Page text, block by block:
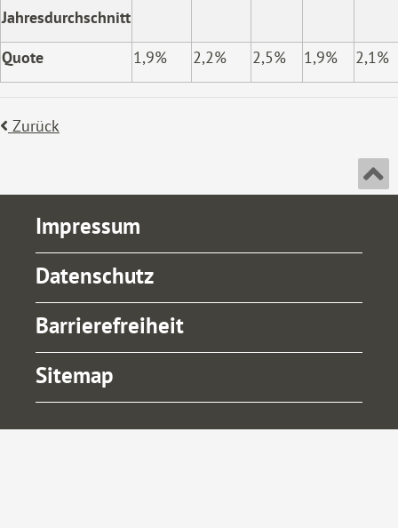
Jahresdurchschnitt
Quote 1,9% 2,2% 2,5% 1,9% 2,1%
Zurück
Impressum
Datenschutz
Barrierefreiheit
Sitemap